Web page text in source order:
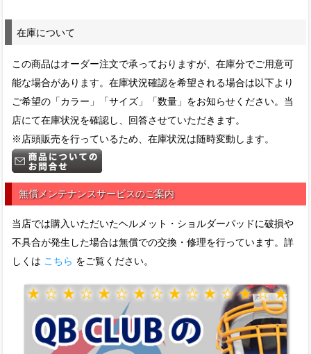
在庫について
この商品はオーダー注文で承っておりますが、在庫分でご用意可
能な場合があります。在庫状況確認を希望される場合は以下より
ご希望の「カラー」「サイズ」「数量」をお知らせください。当
店にて在庫状況を確認し、回答させていただきます。
※店頭販売を行っているため、在庫状況は随時変動します。
無償メンテナンスサービスのご案内
当店では購入いただいたヘルメット・ショルダーパッドに破損や
不具合が発生した場合は無償での交換・修理を行っています。詳
しくは こちら をご覧ください。